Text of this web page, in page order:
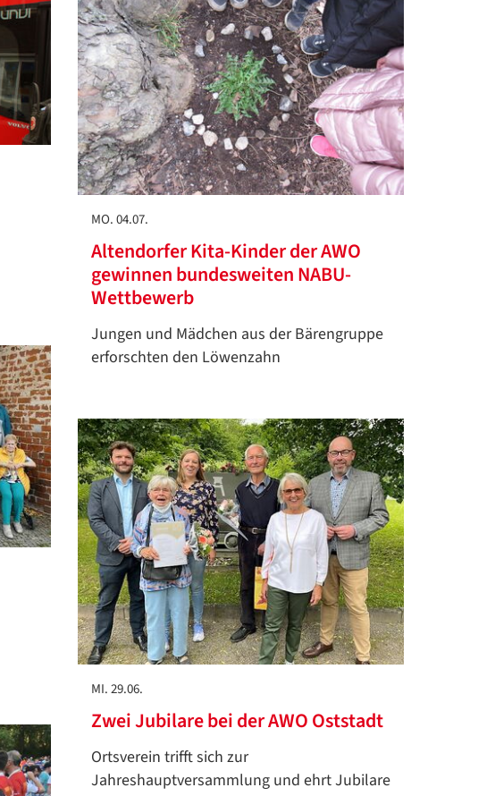
MO. 04.07.
Altendorfer Kita-Kinder der AWO
gewinnen bundesweiten NABU-
Wettbewerb
Jungen und Mädchen aus der Bärengruppe
erforschten den Löwenzahn
MI. 29.06.
Zwei Jubilare bei der AWO Oststadt
Ortsverein trifft sich zur
Jahreshauptversammlung und ehrt Jubilare